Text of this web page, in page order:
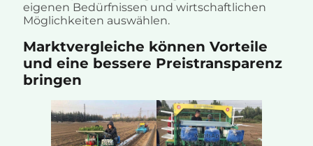
eigenen Bedürfnissen und wirtschaftlichen
Möglichkeiten auswählen.
Marktvergleiche können Vorteile
und eine bessere Preistransparenz
bringen